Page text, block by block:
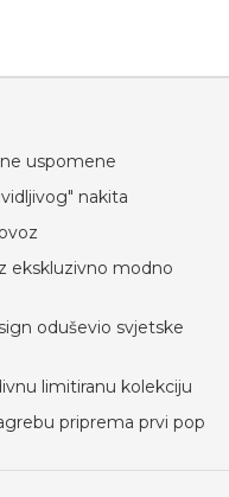
uspomene
nakita
ekskluzivno modno
oduševio svjetske
limitiranu kolekciju
priprema prvi pop